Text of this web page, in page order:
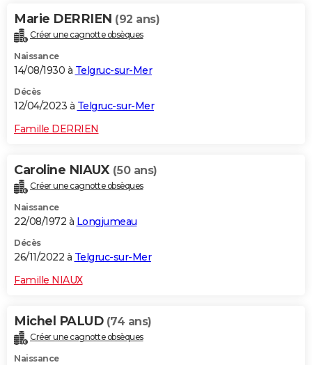
Marie DERRIEN (92 ans)
Créer une cagnotte obsèques
Naissance
14/08/1930 à Telgruc-sur-Mer
Décès
12/04/2023 à Telgruc-sur-Mer
Famille DERRIEN
Caroline NIAUX (50 ans)
Créer une cagnotte obsèques
Naissance
22/08/1972 à Longjumeau
Décès
26/11/2022 à Telgruc-sur-Mer
Famille NIAUX
Michel PALUD (74 ans)
Créer une cagnotte obsèques
Naissance